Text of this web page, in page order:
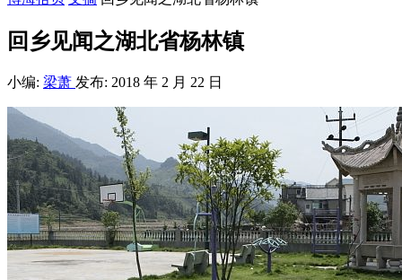
回乡见闻之湖北省杨林镇
小编: 梁萧 发布: 2018 年 2 月 22 日